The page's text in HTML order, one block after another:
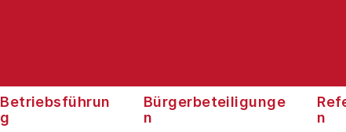
Betriebsführun
g
Bürgerbeteiligunge
n
n